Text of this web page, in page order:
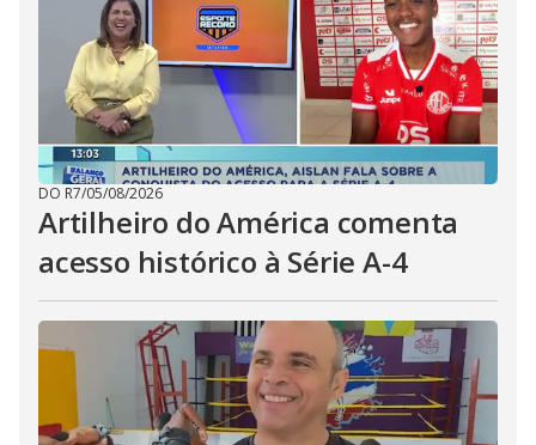
DO R7/05/08/2026
Artilheiro do América comenta
acesso histórico à Série A-4